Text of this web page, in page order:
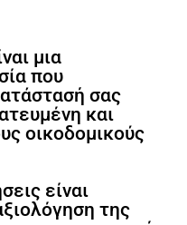
μια
που
σας
και
οικοδομικούς
είναι
της